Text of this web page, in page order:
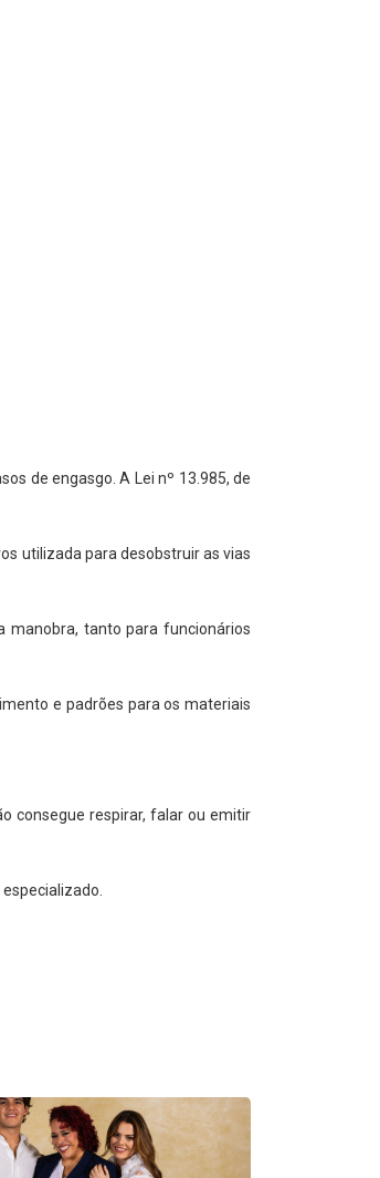
de engasgo. A Lei nº 13.985, de
utilizada para desobstruir as vias
manobra, tanto para funcionários
e padrões para os materiais
consegue respirar, falar ou emitir